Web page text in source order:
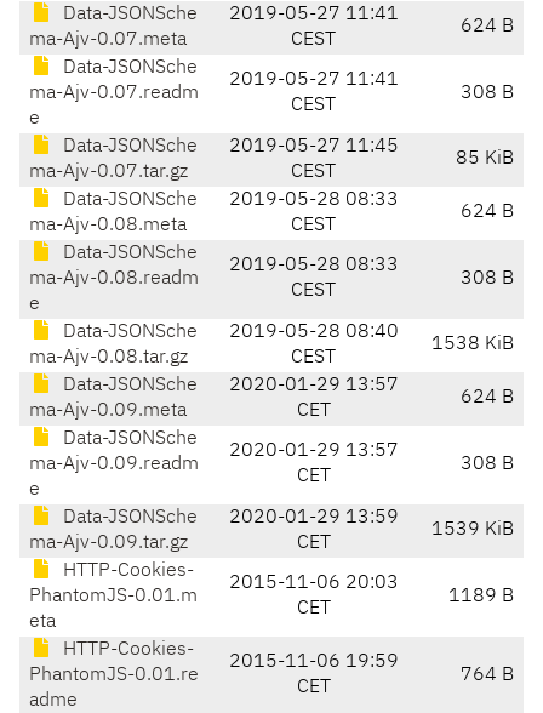
Data-JSONSche
ma-Ajv-0.07.meta
2019-05-27 11:41
CEST
624 B
Data-JSONSche
ma-Ajv-0.07.readm
e
2019-05-27 11:41
CEST
308 B
Data-JSONSche
ma-Ajv-0.07.tar.gz
2019-05-27 11:45
CEST
85 KiB
Data-JSONSche
ma-Ajv-0.08.meta
2019-05-28 08:33
CEST
624 B
Data-JSONSche
ma-Ajv-0.08.readm
e
2019-05-28 08:33
CEST
308 B
Data-JSONSche
ma-Ajv-0.08.tar.gz
2019-05-28 08:40
CEST
1538 KiB
Data-JSONSche
ma-Ajv-0.09.meta
2020-01-29 13:57
CET
624 B
Data-JSONSche
ma-Ajv-0.09.readm
e
2020-01-29 13:57
CET
308 B
Data-JSONSche
ma-Ajv-0.09.tar.gz
2020-01-29 13:59
CET
1539 KiB
HTTP-Cookies-
PhantomJS-0.01.m
eta
2015-11-06 20:03
CET
1189 B
HTTP-Cookies-
PhantomJS-0.01.re
adme
2015-11-06 19:59
CET
764 B